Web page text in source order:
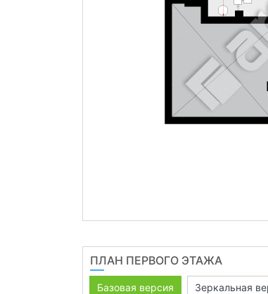
ПЛАН ПЕРВОГО ЭТАЖА
Базовая версия Зеркальная